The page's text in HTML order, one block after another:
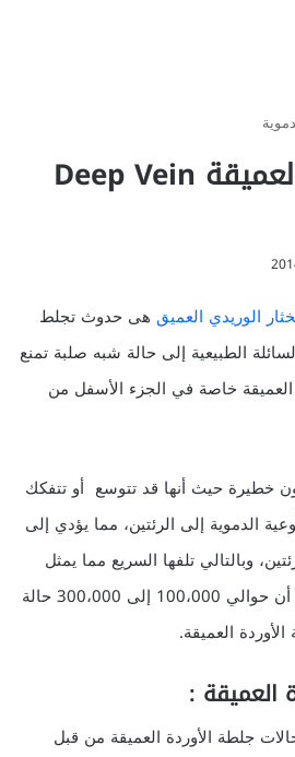
جلطة الأوردة العميقة Deep Vein
الوريدي العميق هى حدوث تجلط
الطبيعية إلى حالة شبه صلبة تمنع
العميقة خاصة في الجزء الأسفل من
خطيرة حيث أنها قد تتوسع أو تتفكك
الدموية إلى الرئتين، مما يؤدي إلى
وبالتالي تلفها السريع مما يمثل
خطورة على الحياة، ويقدر أن حوالي 100،000 إلى 300،000 حالة
العميقة.
العميقة :
جلطة الأوردة العميقة من قبل